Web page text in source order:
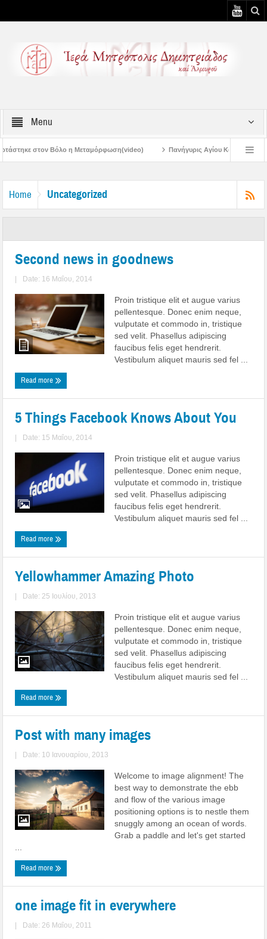
Menu
Μεταμόρφωση(video) Πανήγυρις Αγίου Καλλινίκου Μητροπολίτου Εδέσσης
Home Uncategorized
Second news in goodnews
| Date: 16 Μαΐου, 2014
Proin tristique elit et augue varius
pellentesque. Donec enim neque,
vulputate et commodo in, tristique
sed velit. Phasellus adipiscing
faucibus felis eget hendrerit.
Vestibulum aliquet mauris sed fel ...
Read more
5 Things Facebook Knows About You
| Date: 15 Μαΐου, 2014
Proin tristique elit et augue varius
pellentesque. Donec enim neque,
vulputate et commodo in, tristique
sed velit. Phasellus adipiscing
faucibus felis eget hendrerit.
Vestibulum aliquet mauris sed fel ...
Read more
Yellowhammer Amazing Photo
| Date: 25 Ιουλίου, 2013
Proin tristique elit et augue varius
pellentesque. Donec enim neque,
vulputate et commodo in, tristique
sed velit. Phasellus adipiscing
faucibus felis eget hendrerit.
Vestibulum aliquet mauris sed fel ...
Read more
Post with many images
| Date: 10 Ιανουαρίου, 2013
Welcome to image alignment! The
best way to demonstrate the ebb
and flow of the various image
positioning options is to nestle them
snuggly among an ocean of words.
Grab a paddle and let's get started
Read more
one image fit in everywhere
| Date: 26 Μαΐου, 2011